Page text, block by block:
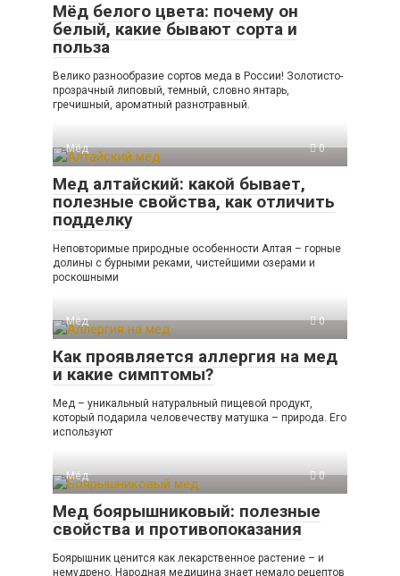
Мёд белого цвета: почему он
белый, какие бывают сорта и
польза
Велико разнообразие сортов меда в России! Золотисто-
прозрачный липовый, темный, словно янтарь,
гречишный, ароматный разнотравный.
Мёд 0
Мед алтайский: какой бывает,
полезные свойства, как отличить
подделку
Неповторимые природные особенности Алтая – горные
долины с бурными реками, чистейшими озерами и
роскошными
Мёд 0
Как проявляется аллергия на мед
и какие симптомы?
Мед – уникальный натуральный пищевой продукт,
который подарила человечеству матушка – природа. Его
используют
Мёд 0
Мед боярышниковый: полезные
свойства и противопоказания
Боярышник ценится как лекарственное растение – и
немудрено. Народная медицина знает немало рецептов